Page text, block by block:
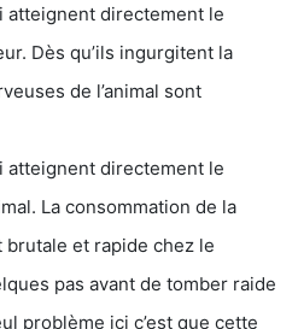
atteignent directement le
Dès qu’ils ingurgitent la
de l’animal sont
atteignent directement le
La consommation de la
et rapide chez le
pas avant de tomber raide
problème ici c’est que cette